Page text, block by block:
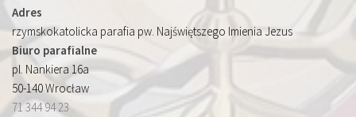
Adres
rzymskokatolicka parafia pw. Najświętszego Imienia Jezus
Biuro parafialne
pl. Nankiera 16a
50-140 Wrocław
71 344 94 23